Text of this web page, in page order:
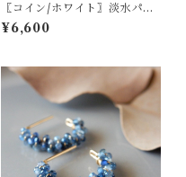
〖コイン/ホワイト〗淡水パー
ルスタッドピアス/イヤリング
14kgf/SV925【1731】
¥6,600